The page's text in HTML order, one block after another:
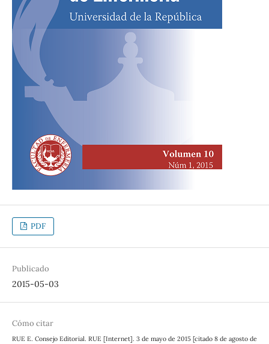
PDF
Publicado
2015-05-03
Cómo citar
RUE E. Consejo Editorial. RUE [Internet]. 3 de mayo de 2015 [citado 8 de agosto de